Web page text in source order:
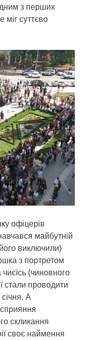
з перших
міг суттєво
офіцерів
майбутній
виключили)
з портретом
(чиновного
стали проводити
А
сприяння
скликання
своє наймення